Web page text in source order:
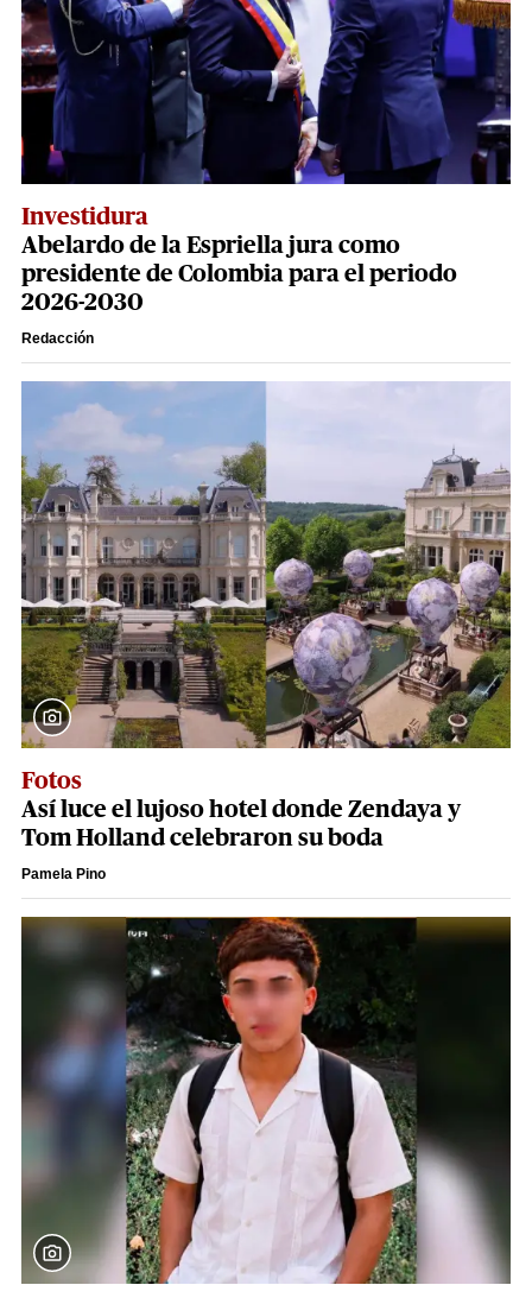
Investidura
Abelardo de la Espriella jura como
presidente de Colombia para el periodo
2026-2030
Redacción
Fotos
Así luce el lujoso hotel donde Zendaya y
Tom Holland celebraron su boda
Pamela Pino